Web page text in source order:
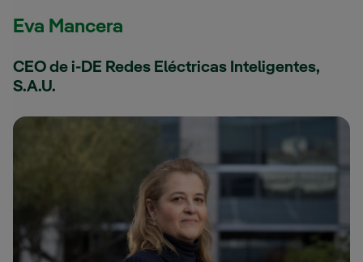
Eva Mancera
CEO de i-DE Redes Eléctricas Inteligentes,
S.A.U.